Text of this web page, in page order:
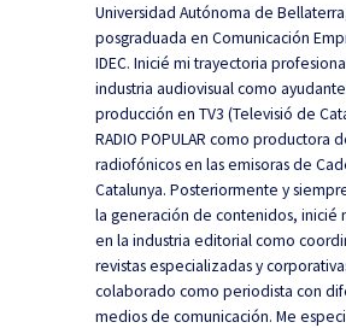
Universidad Autónoma de
posgraduada en Comunicación
IDEC. Inicié mi trayectoria
industria audiovisual como
producción en TV3 (Televisió de
RADIO POPULAR como productora
radiofónicos en las emisoras de
Catalunya. Posteriormente y
la generación de contenidos, inicié
en la industria editorial como
revistas especializadas y
colaborado como periodista con
medios de comunicación. Me